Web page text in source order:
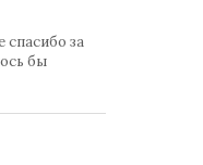
спасибо за
бы